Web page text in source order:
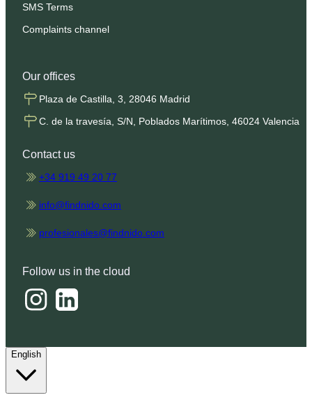
SMS Terms
Complaints channel
Our offices
Plaza de Castilla, 3, 28046 Madrid
C. de la travesía, S/N, Poblados Marítimos, 46024 Valencia
Contact us
+34 919 49 20 77
info@findnido.com
profesionales@findnido.com
Follow us in the cloud
English